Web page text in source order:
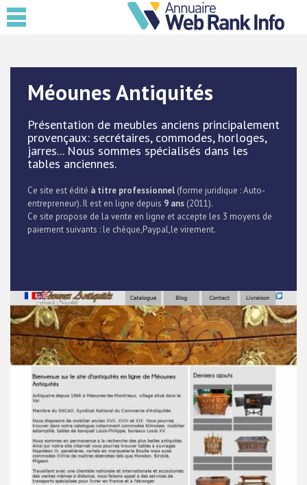
Méounes Antiquités
Présentation de meubles anciens principalement
provençaux: secrétaires, commodes, horloges,
jarres... Nous sommes spécialisés dans les
tables anciennes.
Ce site est édité à titre professionnel (forme juridique : Auto-
entrepreneur). Il est en ligne depuis 9 ans (2011).
Ce site propose de la vente en ligne et accepte les 3 moyens de
paiement suivants : le chèque,Paypal,le virement.